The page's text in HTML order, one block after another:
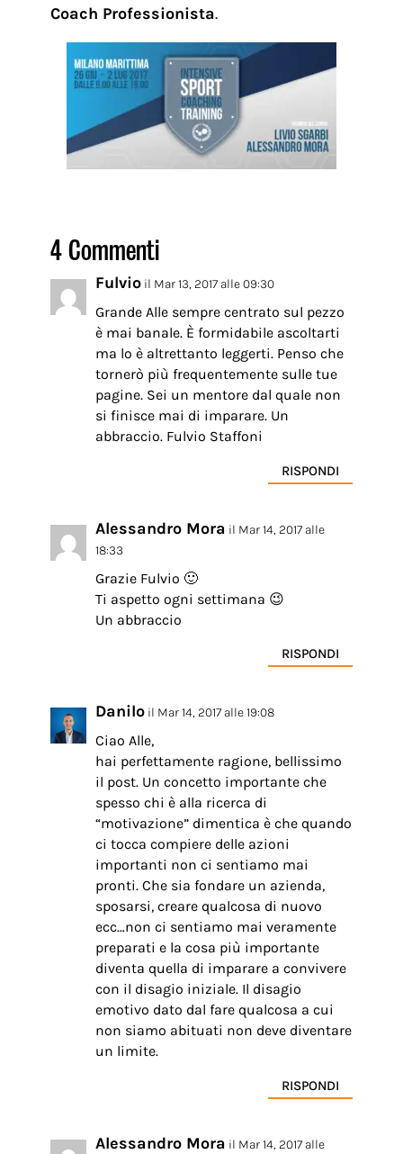
Coach Professionista.
4 Commenti
Fulvio il Mar 13, 2017 alle 09:30
Grande Alle sempre centrato sul pezzo
è mai banale. È formidabile ascoltarti
ma lo è altrettanto leggerti. Penso che
tornerò più frequentemente sulle tue
pagine. Sei un mentore dal quale non
si finisce mai di imparare. Un
abbraccio. Fulvio Staffoni
RISPONDI
Alessandro Mora il Mar 14, 2017 alle
18:33
Grazie Fulvio 🙂
Ti aspetto ogni settimana 😉
Un abbraccio
RISPONDI
Danilo il Mar 14, 2017 alle 19:08
Ciao Alle,
hai perfettamente ragione, bellissimo
il post. Un concetto importante che
spesso chi è alla ricerca di
“motivazione” dimentica è che quando
ci tocca compiere delle azioni
importanti non ci sentiamo mai
pronti. Che sia fondare un azienda,
sposarsi, creare qualcosa di nuovo
ecc…non ci sentiamo mai veramente
preparati e la cosa più importante
diventa quella di imparare a convivere
con il disagio iniziale. Il disagio
emotivo dato dal fare qualcosa a cui
non siamo abituati non deve diventare
un limite.
RISPONDI
Alessandro Mora il Mar 14, 2017 alle